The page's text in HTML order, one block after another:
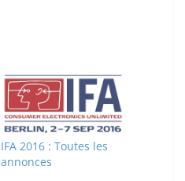
IFA 2016 : Toutes les
annonces